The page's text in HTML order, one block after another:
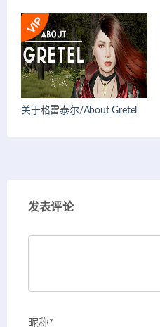
关于格雷泰尔/About Gretel
发表评论
昵称*